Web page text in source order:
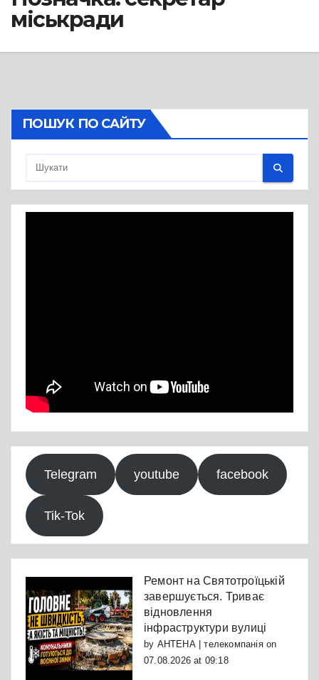
міськради
ПОШУК ПО САЙТУ
Telegram youtube facebook
Tik-Tok
Ремонт на Святотроїцькій
завершується. Триває
відновлення
інфраструктури вулиці
by АНТЕНА | телекомпаніяon
07.08.2026 at 09:18